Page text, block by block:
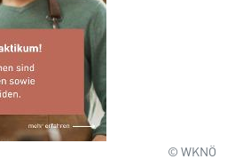
© WKNÖ